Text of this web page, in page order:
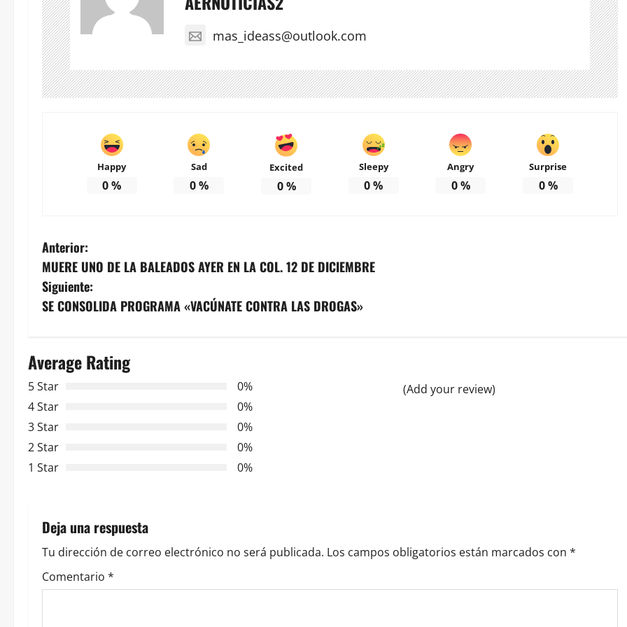
mas_ideass@outlook.com
Happy
0%
Sad
0%
Excited
0%
Sleepy
0%
Angry
0%
Surprise
0%
N
a
v
g
a
c
i
n
d
e
Anterior:
MUERE UNO DE LA BALEADOS AYER EN LA COL. 12 DE DICIEMBRE
Siguiente:
SE CONSOLIDA PROGRAMA «VACÚNATE CONTRA LAS DROGAS»
Average Rating
5 Star
0%
4 Star
0%
3 Star
0%
2 Star
0%
1 Star
0%
(Add your review)
Deja una respuesta
Tu dirección de correo electrónico no será publicada. Los campos obligatorios están marcados con *
Comentario *